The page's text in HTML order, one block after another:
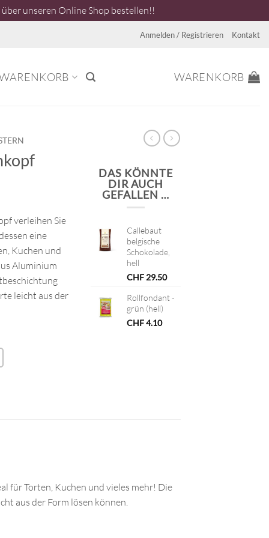
unseren Online Shop bestellen!!
Anmelden / Registrieren Kontakt
WARENKORB
verleihen Sie
eine
Kuchen und
Aluminium
leicht aus der
DAS KÖNNTE
DIR AUCH
GEFALLEN …
Callebaut
belgische
Schokolade,
hell
CHF29.50
Rollfondant -
grün (hell)
CHF4.10
für Torten, Kuchen und vieles mehr! Die
aus der Form lösen können.